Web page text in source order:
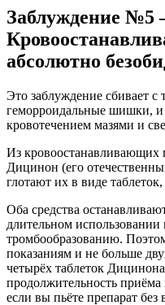
Заблуждение
абсолютно
Это заблуждение сбивает с
геморроидальные шишки, и
кровотечением мазями и
Из кровоостанавливающих
Дицинон (его
глотают их в виде
Оба средства
длительном
тромбообразованию.
показаниям и не больше
четырёх таблеток
продолжительность
если вы пьёте препарат без